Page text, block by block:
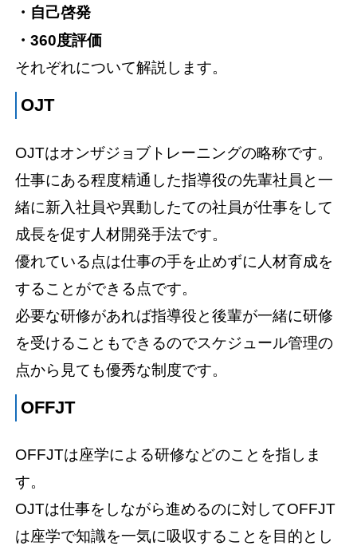
・自己啓発
・360度評価
それぞれについて解説します。
OJT
OJTはオンザジョブトレーニングの略称です。
仕事にある程度精通した指導役の先輩社員と一
緒に新入社員や異動したての社員が仕事をして
成長を促す人材開発手法です。
優れている点は仕事の手を止めずに人材育成を
することができる点です。
必要な研修があれば指導役と後輩が一緒に研修
を受けることもできるのでスケジュール管理の
点から見ても優秀な制度です。
OFFJT
OFFJTは座学による研修などのことを指しま
す。
OJTは仕事をしながら進めるのに対してOFFJT
は座学で知識を一気に吸収することを目的とし